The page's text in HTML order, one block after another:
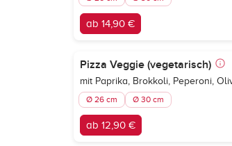
ab 14,90 €
Pizza Veggie (vegetarisch)
mit Paprika, Brokkoli, Peperoni,
Ø 26 cm Ø 30 cm
ab 12,90 €